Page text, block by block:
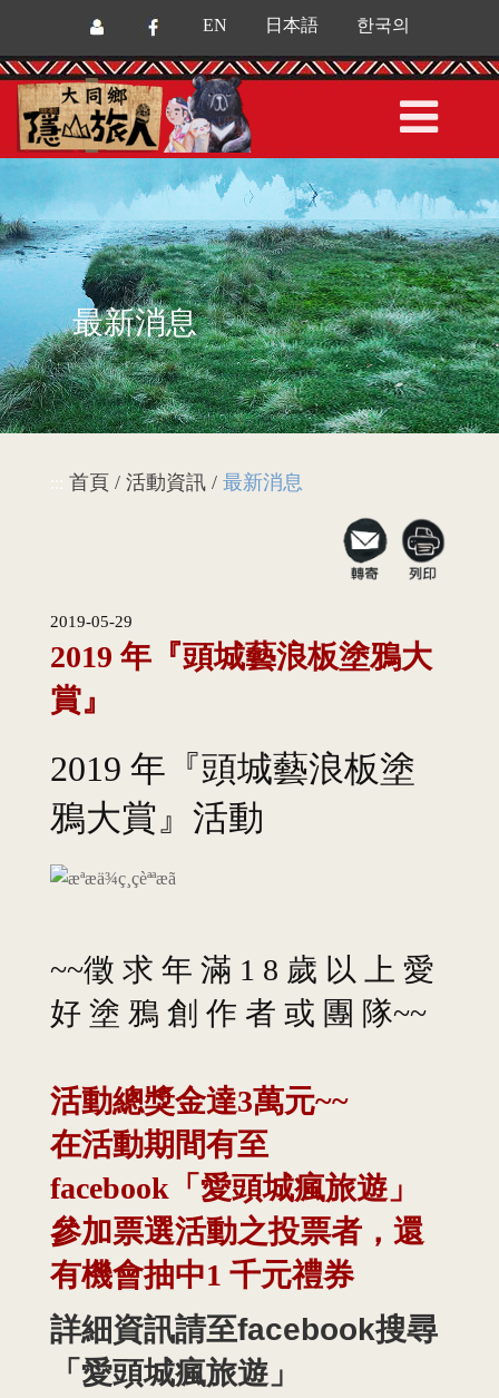
EN 日本語 한국의
最新消息
首頁 / 活動資訊 / 最新消息
2019-05-29
2019 年『頭城藝浪板塗鴉大
賞』
2019 年『頭城藝浪板塗
鴉大賞』活動
~~徵 求 年 滿 1 8 歲 以 上 愛
好 塗 鴉 創 作 者 或 團 隊~~
活動總獎金達3萬元~~
在活動期間有至
facebook「愛頭城瘋旅遊」
參加票選活動之投票者，還
有機會抽中1 千元禮券
詳細資訊請至facebook搜尋
「愛頭城瘋旅遊」